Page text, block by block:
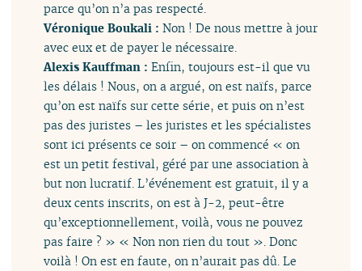
parce qu’on n’a pas respecté.
Véronique Boukali : Non ! De nous mettre à jour
avec eux et de payer le nécessaire.
Alexis Kauffman : Enfin, toujours est-il que vu
les délais ! Nous, on a argué, on est naïfs, parce
qu’on est naïfs sur cette série, et puis on n’est
pas des juristes – les juristes et les spécialistes
sont ici présents ce soir – on commencé « on
est un petit festival, géré par une association à
but non lucratif. L’événement est gratuit, il y a
deux cents inscrits, on est à J-2, peut-être
qu’exceptionnellement, voilà, vous ne pouvez
pas faire ? » « Non non rien du tout ». Donc
voilà ! On est en faute, on n’aurait pas dû. Le